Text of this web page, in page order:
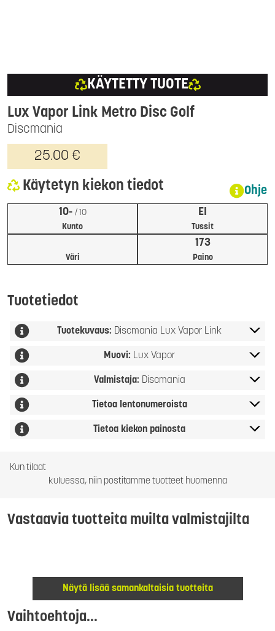
KÄYTETTY TUOTE
Discmania
Lux Vapor Link Metro Disc Golf
25.00 €
Käytetyn kiekon tiedot Ohje
Kunto
10- / 10
Tussit
EI
Väri Paino
173
Tuotetiedot
Tuotekuvaus: Discmania Lux Vapor Link
Muovi: Lux Vapor
Valmistaja: Discmania
Tietoa lentonumeroista
Tietoa kiekon painosta
Kun tilaat
kuluessa, niin postitamme tuotteet huomenna
Vastaavia tuotteita muilta valmistajilta
Näytä lisää samankaltaisia tuotteita
Vaihtoehtoja...